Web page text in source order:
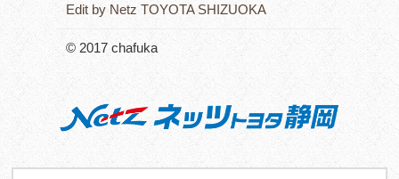
Edit by Netz TOYOTA SHIZUOKA
© 2017 chafuka